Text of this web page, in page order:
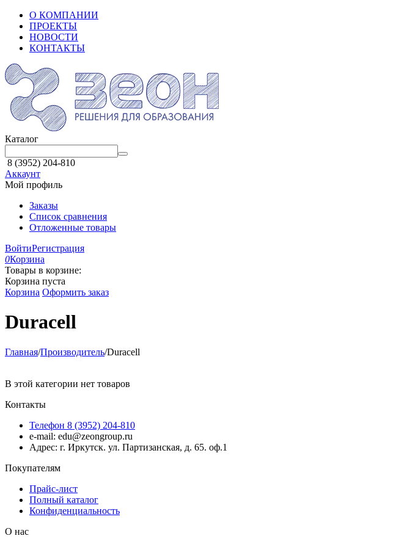
О КОМПАНИИ
ПРОЕКТЫ
НОВОСТИ
КОНТАКТЫ
Каталог
8 (3952) 204-810
Аккаунт
Мой профиль
Заказы
Список сравнения
Отложенные товары
ВойтиРегистрация
0Корзина
Товары в корзине:
Корзина пуста
Корзина Оформить заказ
Duracell
Главная/Производитель/Duracell
В этой категории нет товаров
Контакты
Телефон 8 (3952) 204-810
e-mail: edu@zeongroup.ru
Адрес: г. Иркутск. ул. Партизанская, д. 65. оф.1
Покупателям
Прайс-лист
Полный каталог
Конфиденциальность
О нас